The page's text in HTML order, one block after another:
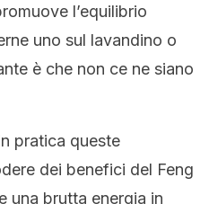
l’equilibrio
uno sul lavandino o
è che non ce ne siano
pratica queste
dei benefici del Feng
una brutta energia in